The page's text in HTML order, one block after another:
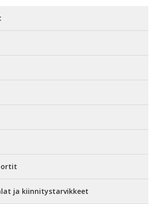
ja kiinnitystarvikkeet